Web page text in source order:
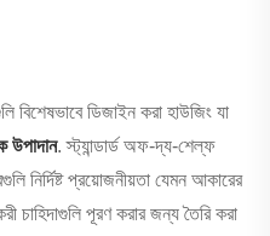
বিশেষভাবে ডিজাইন করা হাউজিং যা
উপাদান. স্ট্যান্ডার্ড অফ-দ্য-শেল্ফ
নির্দিষ্ট প্রয়োজনীয়তা যেমন আকারের
চাহিদাগুলি পূরণ করার জন্য তৈরি করা